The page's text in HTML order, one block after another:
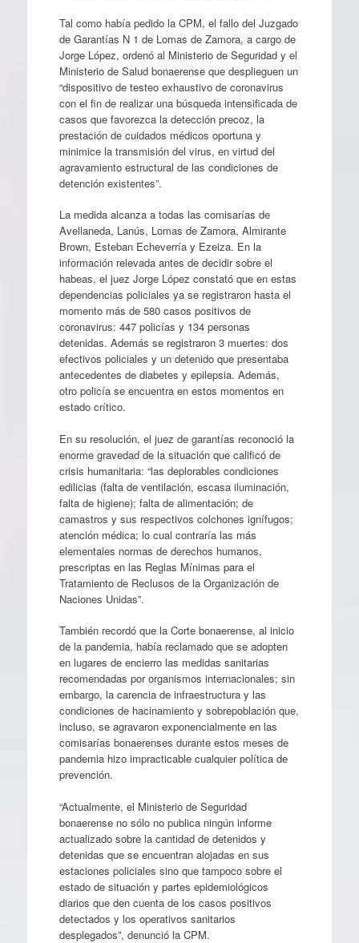
Tal como había pedido la CPM, el fallo del Juzgado
de Garantías N 1 de Lomas de Zamora, a cargo de
Jorge López, ordenó al Ministerio de Seguridad y el
Ministerio de Salud bonaerense que desplieguen un
“dispositivo de testeo exhaustivo de coronavirus
con el fin de realizar una búsqueda intensificada de
casos que favorezca la detección precoz, la
prestación de cuidados médicos oportuna y
minimice la transmisión del virus, en virtud del
agravamiento estructural de las condiciones de
detención existentes”.
La medida alcanza a todas las comisarías de
Avellaneda, Lanús, Lomas de Zamora, Almirante
Brown, Esteban Echeverría y Ezeiza. En la
información relevada antes de decidir sobre el
habeas, el juez Jorge López constató que en estas
dependencias policiales ya se registraron hasta el
momento más de 580 casos positivos de
coronavirus: 447 policías y 134 personas
detenidas. Además se registraron 3 muertes: dos
efectivos policiales y un detenido que presentaba
antecedentes de diabetes y epilepsia. Además,
otro policía se encuentra en estos momentos en
estado crítico.
En su resolución, el juez de garantías reconoció la
enorme gravedad de la situación que calificó de
crisis humanitaria: “las deplorables condiciones
edilicias (falta de ventilación, escasa iluminación,
falta de higiene); falta de alimentación; de
camastros y sus respectivos colchones ignífugos;
atención médica; lo cual contraría las más
elementales normas de derechos humanos,
prescriptas en las Reglas Mínimas para el
Tratamiento de Reclusos de la Organización de
Naciones Unidas”.
También recordó que la Corte bonaerense, al inicio
de la pandemia, había reclamado que se adopten
en lugares de encierro las medidas sanitarias
recomendadas por organismos internacionales; sin
embargo, la carencia de infraestructura y las
condiciones de hacinamiento y sobrepoblación que,
incluso, se agravaron exponencialmente en las
comisarías bonaerenses durante estos meses de
pandemia hizo impracticable cualquier política de
prevención.
“Actualmente, el Ministerio de Seguridad
bonaerense no sólo no publica ningún informe
actualizado sobre la cantidad de detenidos y
detenidas que se encuentran alojadas en sus
estaciones policiales sino que tampoco sobre el
estado de situación y partes epidemiológicos
diarios que den cuenta de los casos positivos
detectados y los operativos sanitarios
desplegados”, denunció la CPM.